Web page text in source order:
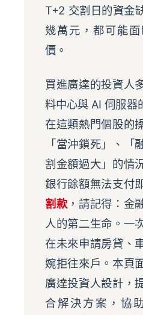
T+2 交割日的資金
幾萬元，都可能
價。
買進廣達的投資人
料中心與 AI 伺服器
在這類熱門個股的
「當沖鎖死」、「
割金額過大」的情
銀行餘額無法支付
割款，請記得：金
人的第二生命。一
在未來申請房貸、
婉拒往來戶。本頁
廣達投資人設計，
合解決方案，協